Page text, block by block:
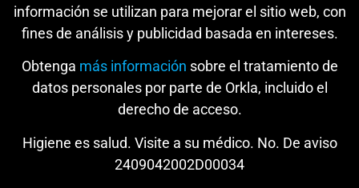
información se utilizan para mejorar el sitio web, con
fines de análisis y publicidad basada en intereses.
Obtenga más información sobre el tratamiento de
datos personales por parte de Orkla, incluido el
derecho de acceso.
Higiene es salud. Visite a su médico. No. De aviso
2409042002D00034